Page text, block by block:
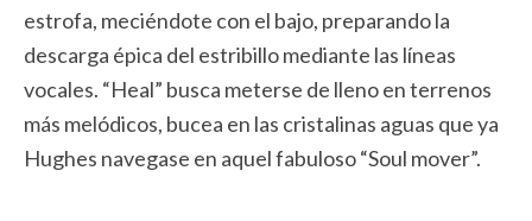
estrofa, meciéndote con el bajo, preparando la
descarga épica del estribillo mediante las líneas
vocales. “Heal” busca meterse de lleno en terrenos
más melódicos, bucea en las cristalinas aguas que ya
Hughes navegase en aquel fabuloso “Soul mover”.